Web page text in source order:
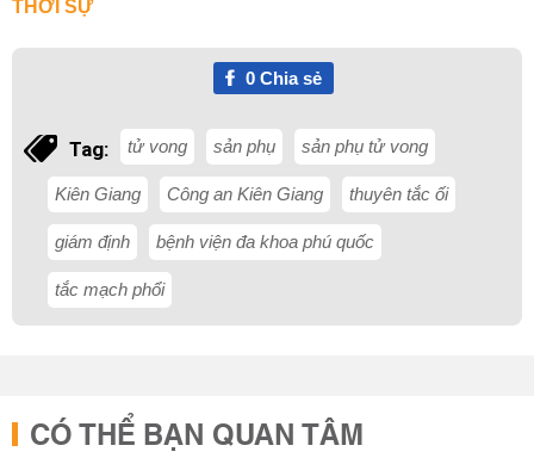
THỜI SỰ
0Chia sẻ
Tag: tử vong sản phụ sản phụ tử vong
Kiên Giang Công an Kiên Giang thuyên tắc ối
giám định bệnh viện đa khoa phú quốc
tắc mạch phổi
CÓ THỂ BẠN QUAN TÂM